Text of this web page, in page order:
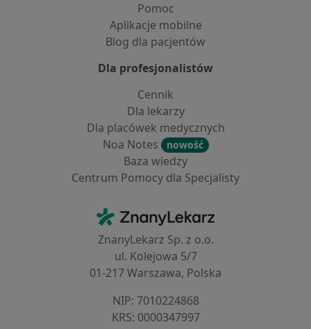
Pomoc
Aplikacje mobilne
Blog dla pacjentów
Dla profesjonalistów
Cennik
Dla lekarzy
Dla placówek medycznych
Noa Notes
nowość
Baza wiedzy
Centrum Pomocy dla Specjalisty
ZnanyLekarz - Strona główna
ZnanyLekarz Sp. z o.o.
ul. Kolejowa 5/7
01-217 Warszawa, Polska
NIP: ⁠7010224868
KRS: ⁠0000347997